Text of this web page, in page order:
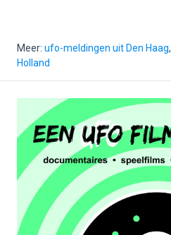
Meer: ufo-meldingen uit Den Haag,
Holland